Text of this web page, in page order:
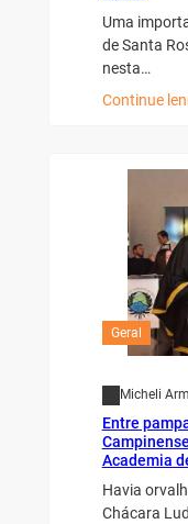
Uma
de Santa
nesta…
Continue
Geral
Micheli
Entre
Academia
Havia
Chácara